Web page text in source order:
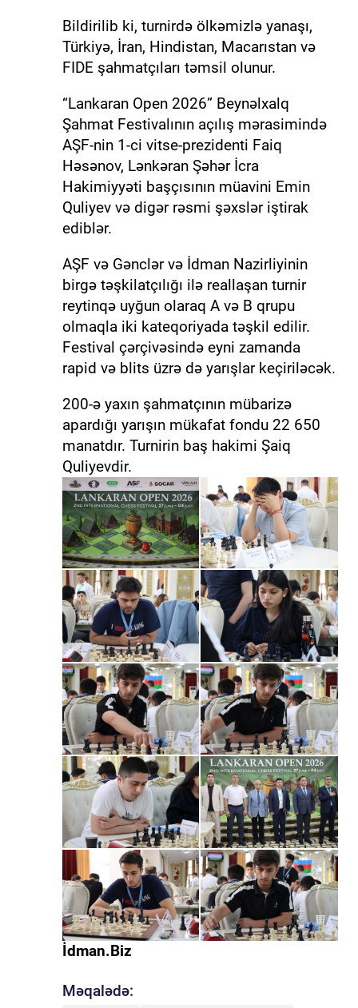
Bildirilib ki, turnirdə ölkəmizlə yanaşı,
Türkiyə, İran, Hindistan, Macarıstan və
FIDE şahmatçıları təmsil olunur.
“Lankaran Open 2026” Beynəlxalq
Şahmat Festivalının açılış mərasimində
AŞF-nin 1-ci vitse-prezidenti Faiq
Həsənov, Lənkəran Şəhər İcra
Hakimiyyəti başçısının müavini Emin
Quliyev və digər rəsmi şəxslər iştirak
ediblər.
AŞF və Gənclər və İdman Nazirliyinin
birgə təşkilatçılığı ilə reallaşan turnir
reytinqə uyğun olaraq A və B qrupu
olmaqla iki kateqoriyada təşkil edilir.
Festival çərçivəsində eyni zamanda
rapid və blits üzrə də yarışlar keçiriləcək.
200-ə yaxın şahmatçının mübarizə
apardığı yarışın mükafat fondu 22 650
manatdır. Turnirin baş hakimi Şaiq
Quliyevdir.
İdman.Biz
Məqalədə: